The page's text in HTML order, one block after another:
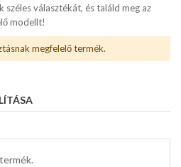
széles választékát, és találd meg az
modellt!
megfelelő termék.